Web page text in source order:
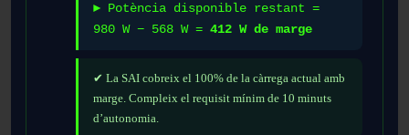
► Potència disponible restant =
980 W − 568 W =412 W de marge
✔ La SAI cobreix el 100% de la càrrega actual amb
marge. Compleix el requisit mínim de 10 minuts
d’autonomia.